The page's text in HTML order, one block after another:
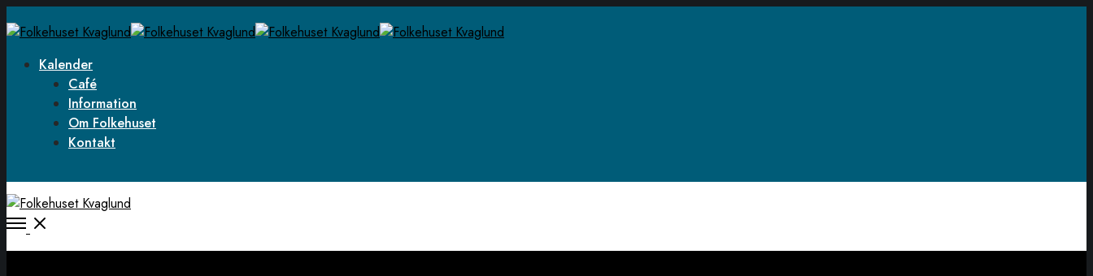
Kalender
Café
Information
Om Folkehuset
Kontakt
Open